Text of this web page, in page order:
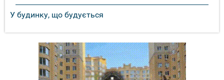
У будинку, що будується